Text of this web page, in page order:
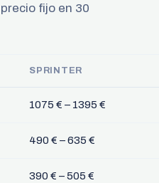
fijo en 30
SPRINTER
1075 € – 1395 €
490 € – 635 €
390 € – 505 €